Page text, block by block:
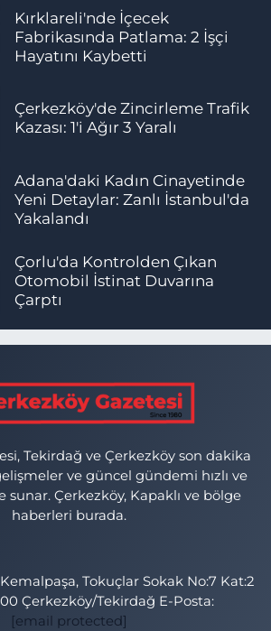
Kırklareli'nde İçecek
Fabrikasında Patlama: 2 İşçi
Hayatını Kaybetti
Çerkezköy'de Zincirleme Trafik
Kazası: 1'i Ağır 3 Yaralı
Adana'daki Kadın Cinayetinde
Yeni Detaylar: Zanlı İstanbul'da
Yakalandı
Çorlu'da Kontrolden Çıkan
Otomobil İstinat Duvarına
Çarptı
Tekirdağ ve Çerkezköy son dakika
ve güncel gündemi hızlı ve
sunar. Çerkezköy, Kapaklı ve bölge
haberleri burada.
Tokuçlar Sokak No:7 Kat:2
Çerkezköy/Tekirdağ E-Posta:
[email protected]